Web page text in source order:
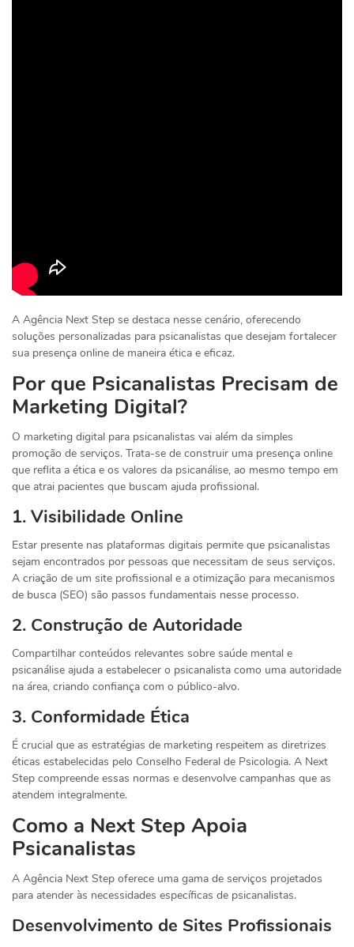
A Agência Next Step se destaca nesse cenário, oferecendo
soluções personalizadas para psicanalistas que desejam fortalecer
sua presença online de maneira ética e eficaz.
Por que Psicanalistas Precisam de
Marketing Digital?
O marketing digital para psicanalistas vai além da simples
promoção de serviços. Trata-se de construir uma presença online
que reflita a ética e os valores da psicanálise, ao mesmo tempo em
que atrai pacientes que buscam ajuda profissional.
1. Visibilidade Online
Estar presente nas plataformas digitais permite que psicanalistas
sejam encontrados por pessoas que necessitam de seus serviços.
A criação de um site profissional e a otimização para mecanismos
de busca (SEO) são passos fundamentais nesse processo.
2. Construção de Autoridade
Compartilhar conteúdos relevantes sobre saúde mental e
psicanálise ajuda a estabelecer o psicanalista como uma autoridade
na área, criando confiança com o público-alvo.
3. Conformidade Ética
É crucial que as estratégias de marketing respeitem as diretrizes
éticas estabelecidas pelo Conselho Federal de Psicologia. A Next
Step compreende essas normas e desenvolve campanhas que as
atendem integralmente.
Como a Next Step Apoia
Psicanalistas
A Agência Next Step oferece uma gama de serviços projetados
para atender às necessidades específicas de psicanalistas.
Desenvolvimento de Sites Profissionais